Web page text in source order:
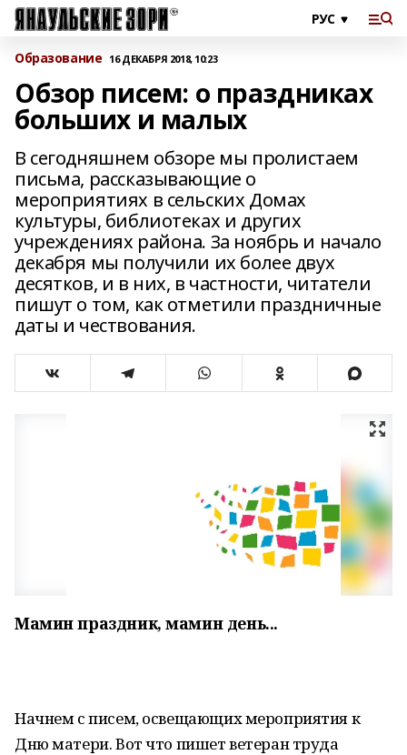
Образование 16 ДЕКАБРЯ 2018, 10:23
Обзор писем: о праздниках
больших и малых
В сегодняшнем обзоре мы пролистаем
письма, рассказывающие о
мероприятиях в сельских Домах
культуры, библиотеках и других
учреждениях района. За ноябрь и начало
декабря мы получили их более двух
десятков, и в них, в частности, читатели
пишут о том, как отметили праздничные
даты и чествования.
Мамин праздник, мамин день...
Начнем с писем, освещающих мероприятия к
Дню матери. Вот что пишет ветеран труда